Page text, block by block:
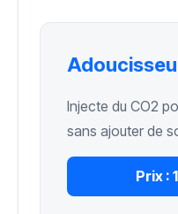
Injecte du CO2
sans ajouter de
Prix :